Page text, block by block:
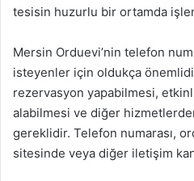
tesisin huzurlu bir ortamda
Mersin Orduevi’nin telefon
isteyenler için oldukça
rezervasyon yapabilmesi,
alabilmesi ve diğer
gereklidir. Telefon numarası,
sitesinde veya diğer iletişim